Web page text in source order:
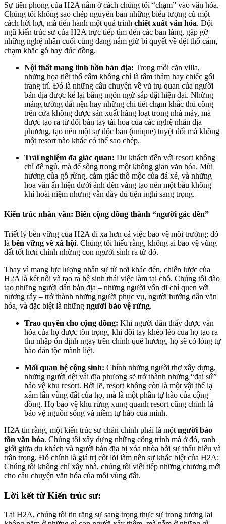
Sự tiên phong của H2A nằm ở cách chúng tôi “chạm” vào văn hóa.
Chúng tôi không sao chép nguyên bản những biểu tượng cũ một
cách hời hợt, mà tiến hành một quá trình chiết xuất văn hóa. Đội
ngũ kiến trúc sư của H2A trực tiếp tìm đến các bản làng, gặp gỡ
những nghệ nhân cuối cùng đang nắm giữ bí quyết về dệt thổ cẩm,
chạm khắc gỗ hay đúc đồng.
Nội thất mang linh hồn bản địa: Trong mỗi căn villa,
những họa tiết thổ cẩm không chỉ là tấm thảm hay chiếc gối
trang trí. Đó là những câu chuyện về vũ trụ quan của người
bản địa được kể lại bằng ngôn ngữ sắp đặt hiện đại. Những
mảng tường đất nện hay những chi tiết chạm khắc thủ công
trên cửa không được sản xuất hàng loạt trong nhà máy, mà
được tạo ra từ đôi bàn tay tài hoa của các nghệ nhân địa
phương, tạo nên một sự độc bản (unique) tuyệt đối mà không
một resort nào khác có thể sao chép.
Trải nghiệm đa giác quan: Du khách đến với resort không
chỉ để ngủ, mà để sống trong một không gian văn hóa. Mùi
hương của gỗ rừng, cảm giác thô mộc của đá xẻ, và những
hoa văn ẩn hiện dưới ánh đèn vàng tạo nên một bầu không
khí hoài niệm nhưng vẫn đầy đủ tiện nghi sang trọng.
Kiến trúc nhân văn: Biến cộng đồng thành “người gác đền”
Triết lý bền vững của H2A đi xa hơn cả việc bảo vệ môi trường; đó
là bền vững về xã hội. Chúng tôi hiểu rằng, không ai bảo vệ vùng
đất tốt hơn chính những con người sinh ra từ đó.
Thay vì mang lực lượng nhân sự từ nơi khác đến, chiến lược của
H2A là kết nối và tạo ra hệ sinh thái việc làm tại chỗ. Chúng tôi đào
tạo những người dân bản địa – những người vốn dĩ chỉ quen với
nương rẫy – trở thành những người phục vụ, người hướng dẫn văn
hóa, và đặc biệt là những người bảo vệ rừng.
Trao quyền cho cộng đồng: Khi người dân thấy được văn
hóa của họ được tôn trọng, khi đôi tay khéo léo của họ tạo ra
thu nhập ổn định ngay trên chính quê hương, họ sẽ có lòng tự
hào dân tộc mãnh liệt.
Mối quan hệ cộng sinh: Chính những người thợ xây dựng,
những người dệt vải địa phương sẽ trở thành những “đại sứ”
bảo vệ khu resort. Bởi lẽ, resort không còn là một vật thể lạ
xâm lấn vùng đất của họ, mà là một phần tự hào của cộng
đồng. Họ bảo vệ khu rừng xung quanh resort cũng chính là
bảo vệ nguồn sống và niềm tự hào của mình.
H2A tin rằng, một kiến trúc sư chân chính phải là một người bảo
tồn văn hóa. Chúng tôi xây dựng những công trình mà ở đó, ranh
giới giữa du khách và người bản địa bị xóa nhòa bởi sự thấu hiểu và
trân trọng. Đó chính là giá trị cốt lõi làm nên sự khác biệt của H2A:
Chúng tôi không chỉ xây nhà, chúng tôi viết tiếp những chương mới
cho câu chuyện văn hóa của mỗi vùng đất.
Lời kết từ Kiến trúc sư:
Tại H2A, chúng tôi tin rằng sự sang trọng thực sự trong tương lai